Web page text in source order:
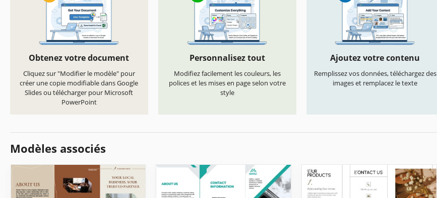
Obtenez votre document
Cliquez sur "Modifier le modèle" pour
créer une copie modifiable dans Google
Slides ou télécharger pour Microsoft
PowerPoint
Personnalisez tout
Modifiez facilement les couleurs, les
polices et les mises en page selon votre
style
Ajoutez votre contenu
Remplissez vos données, téléchargez des
images et remplacez le texte
Modèles associés